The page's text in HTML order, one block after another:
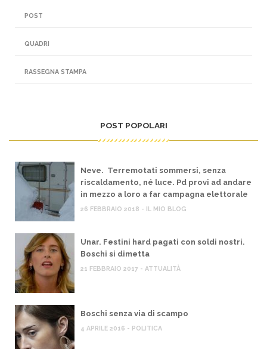
POST
QUADRI
RASSEGNA STAMPA
POST POPOLARI
Neve. Terremotati sommersi, senza
riscaldamento, né luce. Pd provi ad andare
in mezzo a loro a far campagna elettorale
26 FEBBRAIO 2018 - IL MIO BLOG
Unar. Festini hard pagati con soldi nostri.
Boschi si dimetta
21 FEBBRAIO 2017 - ATTUALITÀ
Boschi senza via di scampo
4 APRILE 2016 - POLITICA